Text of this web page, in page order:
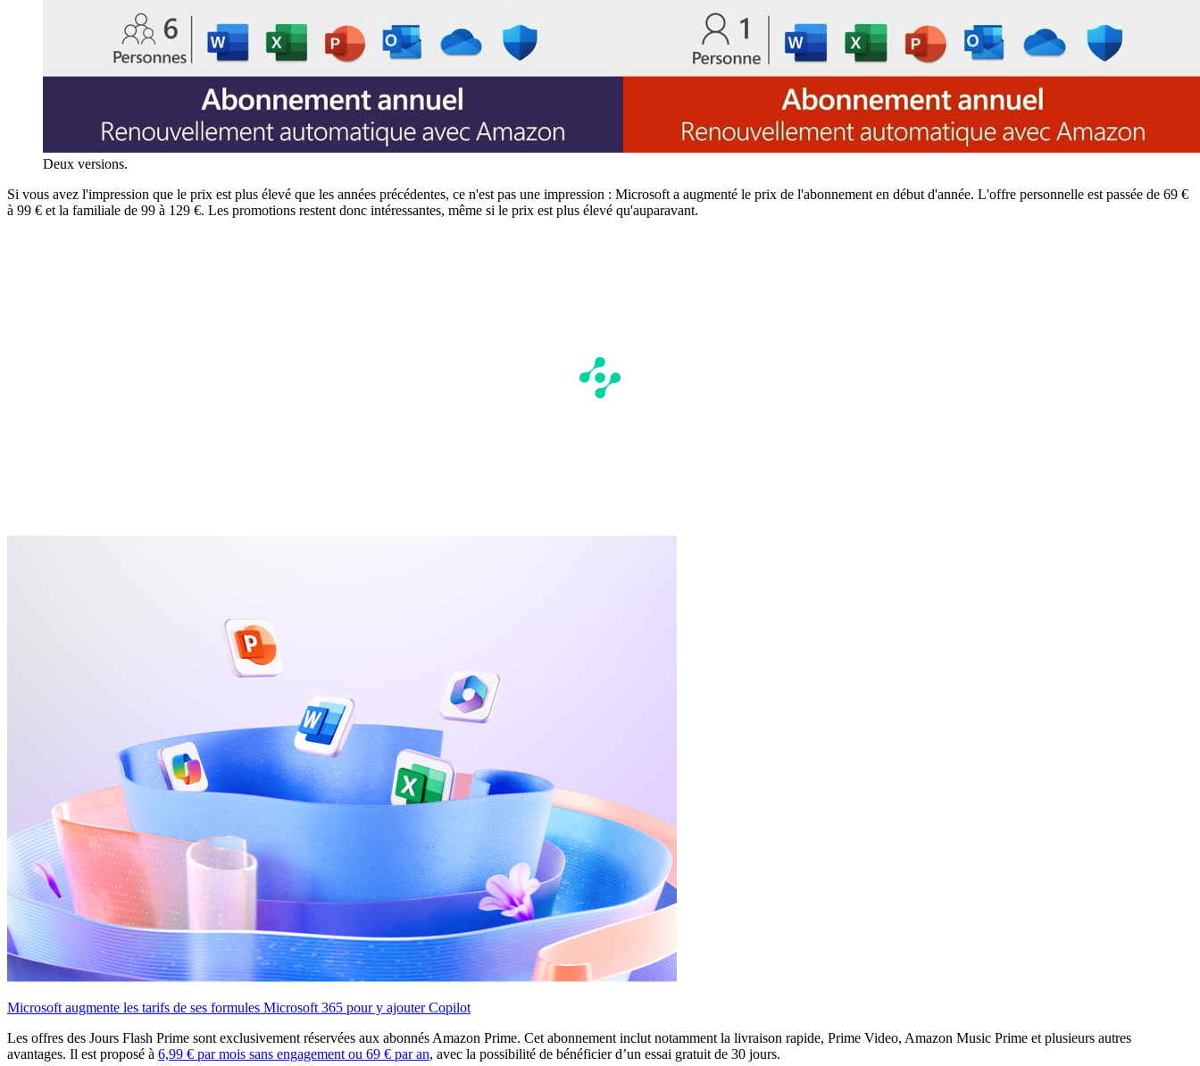
Deux versions.
Si vous avez l'impression que le prix est plus élevé que les années précédentes, ce n'est pas une impression : Microsoft a augmenté le prix de l'abonnement en début d'année. L'offre personnelle est passée de 69 €
à 99 € et la familiale de 99 à 129 €. Les promotions restent donc intéressantes, même si le prix est plus élevé qu'auparavant.
Microsoft augmente les tarifs de ses formules Microsoft 365 pour y ajouter Copilot
Les offres des Jours Flash Prime sont exclusivement réservées aux abonnés Amazon Prime. Cet abonnement inclut notamment la livraison rapide, Prime Video, Amazon Music Prime et plusieurs autres
avantages. Il est proposé à 6,99 € par mois sans engagement ou 69 € par an, avec la possibilité de bénéficier d’un essai gratuit de 30 jours.